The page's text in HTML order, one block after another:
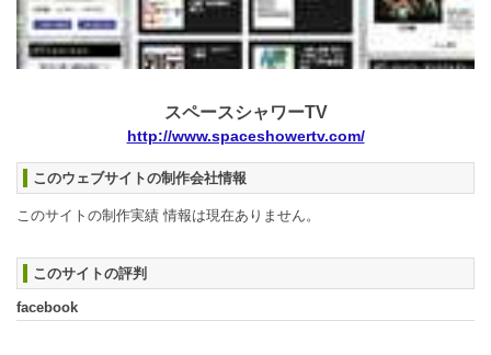
スペースシャワーTV
http://www.spaceshowertv.com/
このウェブサイトの制作会社情報
このサイトの制作実績 情報は現在ありません。
このサイトの評判
facebook